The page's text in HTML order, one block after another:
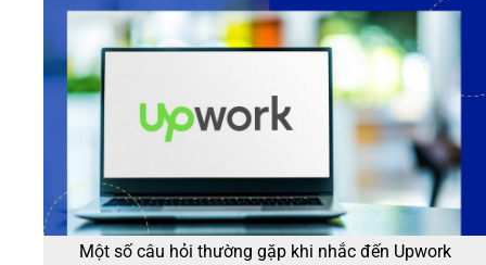
Một số câu hỏi thường gặp khi nhắc đến Upwork